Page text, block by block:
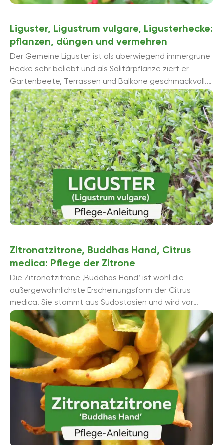
Liguster, Ligustrum vulgare, Ligusterhecke:
pflanzen, düngen und vermehren
Der Gemeine Liguster ist als überwiegend immergrüne
Hecke sehr beliebt und als Solitärpflanze ziert er
Gartenbeete, Terrassen und Balkone geschmackvoll.
Er zeigt sich in vielen Bereichen als sehr ...
Zitronatzitrone, Buddhas Hand, Citrus
medica: Pflege der Zitrone
Die Zitronatzitrone ‚Buddhas Hand‘ ist wohl die
außergewöhnlichste Erscheinungsform der Citrus
medica. Sie stammt aus Südostasien und wird vor
allem für die Herstellung von Zitronat verwendet. ...